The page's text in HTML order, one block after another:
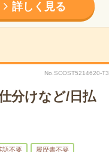
詳しく見る
No.SCOST5214620-T3
分けなど/日払
語不要 履歴書不要